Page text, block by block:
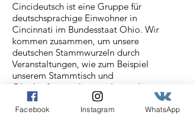
Cincideutsch ist eine Gruppe für
deutschsprachige Einwohner in
Cincinnati im Bundesstaat Ohio. Wir
kommen zusammen, um unsere
deutschen Stammwurzeln durch
Veranstaltungen, wie zum Beispiel
unserem Stammtisch und
Oktoberfesten, die von den anderen
Cincinnati Deutschvereinen gesponsert
werden, zu feiern.
Facebook Instagram WhatsApp